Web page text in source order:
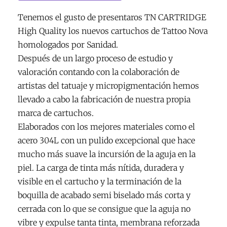
Tenemos el gusto de presentaros TN CARTRIDGE
High Quality los nuevos cartuchos de Tattoo Nova
homologados por Sanidad.
Después de un largo proceso de estudio y
valoración contando con la colaboración de
artistas del tatuaje y micropigmentación hemos
llevado a cabo la fabricación de nuestra propia
marca de cartuchos.
Elaborados con los mejores materiales como el
acero 304L con un pulido excepcional que hace
mucho más suave la incursión de la aguja en la
piel. La carga de tinta más nítida, duradera y
visible en el cartucho y la terminación de la
boquilla de acabado semi biselado más corta y
cerrada con lo que se consigue que la aguja no
vibre y expulse tanta tinta, membrana reforzada